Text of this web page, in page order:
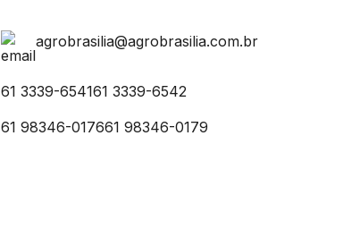
agrobrasilia@agrobrasilia.com.br
61 3339-654161 3339-6542
61 98346-017661 98346-0179